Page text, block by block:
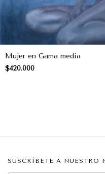
Mujer en Gama media
$420.000
SUSCRÍBETE A NUESTRO